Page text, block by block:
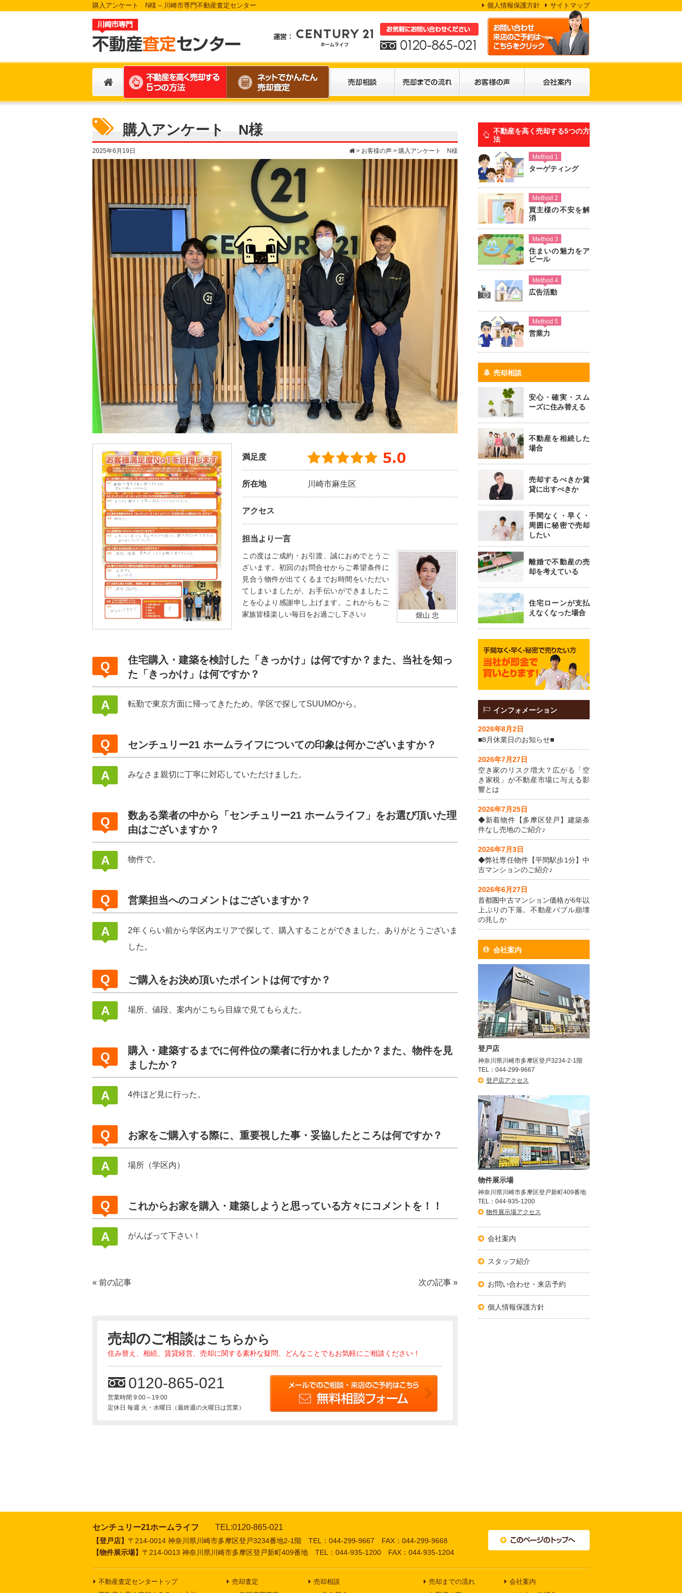
購入アンケート N様 – 川崎市専門不動産査定センター 個人情報保護方針 サイトマップ
購入アンケート N様
> お客様の声 > 購入アンケート N様
2025年6月19日
満足度
所在地 川崎市麻生区
アクセス
担当より一言
畑山 忠
この度はご成約・お引渡、誠におめでとうご
ざいます。初回のお問合せからご希望条件に
見合う物件が出てくるまでお時間をいただい
てしまいましたが、お手伝いができましたこ
とを心より感謝申し上げます。これからもご
家族皆様楽しい毎日をお過ごし下さい♪
住宅購入・建築を検討した「きっかけ」は何ですか？また、当社を知っ
た「きっかけ」は何ですか？
転勤で東京方面に帰ってきたため。学区で探してSUUMOから。
センチュリー21 ホームライフについての印象は何かございますか？
みなさま親切に丁寧に対応していただけました。
数ある業者の中から「センチュリー21 ホームライフ」をお選び頂いた理
由はございますか？
物件で。
営業担当へのコメントはございますか？
2年くらい前から学区内エリアで探して、購入することができました。ありがとうございま
した。
ご購入をお決め頂いたポイントは何ですか？
場所、値段、案内がこちら目線で見てもらえた。
購入・建築するまでに何件位の業者に行かれましたか？また、物件を見
ましたか？
4件ほど見に行った。
お家をご購入する際に、重要視した事・妥協したところは何ですか？
場所（学区内）
これからお家を購入・建築しようと思っている方々にコメントを！！
がんばって下さい！
« 前の記事 次の記事 »
売却のご相談はこちらから
住み替え、相続、賃貸経営、売却に関する素朴な疑問、どんなことでもお気軽にご相談ください！
0120-865-021
営業時間 9:00～19:00
定休日 毎週 火・水曜日（最終週の火曜日は営業）
不動産を高く売却する5つの方
法
Method 1
ターゲティング
Method 2
買主様の不安を解
消
Method 3
住まいの魅力をア
ピール
Method 4
広告活動
Method 5
営業力
売却相談
安心・確実・スム
ーズに住み替える
不動産を相続した
場合
売却するべきか賃
貸に出すべきか
手間なく・早く・
周囲に秘密で売却
したい
離婚で不動産の売
却を考えている
住宅ローンが支払
えなくなった場合
インフォメーション
2026年8月2日
■8月休業日のお知らせ■
2026年7月27日
空き家のリスク増大？広がる「空
き家税」が不動産市場に与える影
響とは
2026年7月25日
◆新着物件【多摩区登戸】建築条
件なし売地のご紹介♪
2026年7月3日
◆弊社専任物件【平間駅歩1分】中
古マンションのご紹介♪
2026年6月27日
首都圏中古マンション価格が6年以
上ぶりの下落。不動産バブル崩壊
の兆しか
会社案内
登戸店
神奈川県川崎市多摩区登戸3234-2-1階
TEL：044-299-9667
登戸店アクセス
物件展示場
神奈川県川崎市多摩区登戸新町409番地
TEL：044-935-1200
物件展示場アクセス
会社案内
スタッフ紹介
お問い合わせ・来店予約
個人情報保護方針
センチュリー21ホームライフ TEL:0120-865-021
【登戸店】 〒214-0014 神奈川県川崎市多摩区登戸3234番地2-1階 TEL：044-299-9667 FAX：044-299-9668
【物件展示場】 〒214-0013 神奈川県川崎市多摩区登戸新町409番地 TEL：044-935-1200 FAX：044-935-1204
不動産査定センタートップ
売却査定
売却相談
売却までの流れ
会社案内